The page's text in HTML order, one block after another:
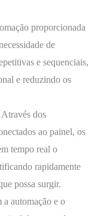
proporcionada
de
e sequenciais,
e reduzindo os
dos
ao painel, os
tempo real o
rapidamente
possa surgir.
automação e o